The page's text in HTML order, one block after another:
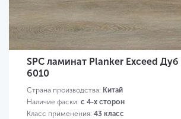
SPC ламинат Planker Exceed
6010
Страна производства: Китай
Наличие фаски: с 4-х сторон
Класс применения: 43 класс